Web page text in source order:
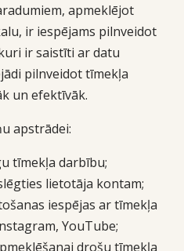
apmeklējot
ir iespējams pilnveidot
ir saistīti ar datu
pilnveidot tīmekļa
un efektīvāk.
apstrādei:
tīmekļa darbību;
lietotāja kontam;
iespējas ar tīmekļa
YouTube;
drošu tīmekļa